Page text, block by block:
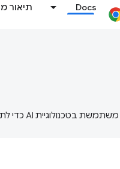
Docs תיאור